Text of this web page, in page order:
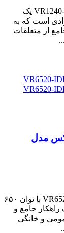
کیت دریل شارژی ۴۰ پارچه ویوارکس مدل VR1240‑CDK یک
است که به
از متعلقات
ویوارکس مدل
کیت دریل برقی ویوارکس (Vivarex) مدل VR6520-IDK با توان ۶۵۰
یک راهکار جامع و
و خانگی